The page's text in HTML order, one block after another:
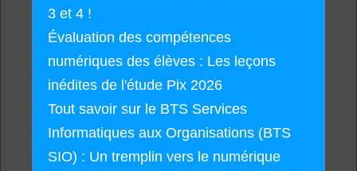
3 et 4 !
Évaluation des compétences
numériques des élèves : Les leçons
inédites de l'étude Pix 2026
Tout savoir sur le BTS Services
Informatiques aux Organisations (BTS
SIO) : Un tremplin vers le numérique